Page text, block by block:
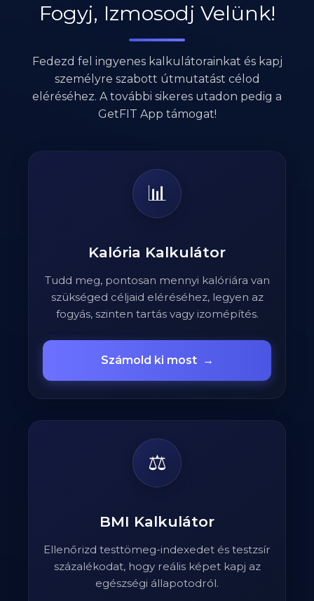
Fogyj, Izmosodj Velünk!
Fedezd fel ingyenes kalkulátorainkat és kapj
személyre szabott útmutatást célod
eléréséhez. A további sikeres utadon pedig a
GetFIT App támogat!
📊
Kalória Kalkulátor
Tudd meg, pontosan mennyi kalóriára van
szükséged céljaid eléréséhez, legyen az
fogyás, szinten tartás vagy izomépítés.
Számold ki most →
⚖️
BMI Kalkulátor
Ellenőrizd testtömeg-indexedet és testzsír
százalékodat, hogy reális képet kapj az
egészségi állapotodról.